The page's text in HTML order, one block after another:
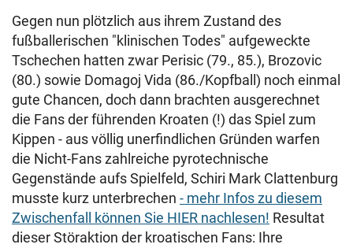
Gegen nun plötzlich aus ihrem Zustand des
fußballerischen "klinischen Todes" aufgeweckte
Tschechen hatten zwar Perisic (79., 85.), Brozovic
(80.) sowie Domagoj Vida (86./Kopfball) noch einmal
gute Chancen, doch dann brachten ausgerechnet
die Fans der führenden Kroaten (!) das Spiel zum
Kippen - aus völlig unerfindlichen Gründen warfen
die Nicht-Fans zahlreiche pyrotechnische
Gegenstände aufs Spielfeld, Schiri Mark Clattenburg
musste kurz unterbrechen - mehr Infos zu diesem
Zwischenfall können Sie HIER nachlesen! Resultat
dieser Störaktion der kroatischen Fans: Ihre